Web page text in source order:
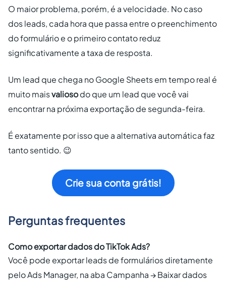
O maior problema, porém, é a velocidade. No caso
dos leads, cada hora que passa entre o preenchimento
do formulário e o primeiro contato reduz
significativamente a taxa de resposta.
Um lead que chega no Google Sheets em tempo real é
muito maisvaliosodo que um lead que você vai
encontrar na próxima exportação de segunda-feira.
É exatamente por isso que a alternativa automática faz
tanto sentido. 😉
Crie sua conta grátis!
Perguntas frequentes
Como exportar dados do TikTok Ads?
Você pode exportar leads de formulários diretamente
pelo Ads Manager, na aba Campanha → Baixar dados